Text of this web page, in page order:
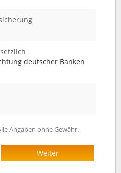
deutscher Banken
Angaben ohne Gewähr.
Weiter